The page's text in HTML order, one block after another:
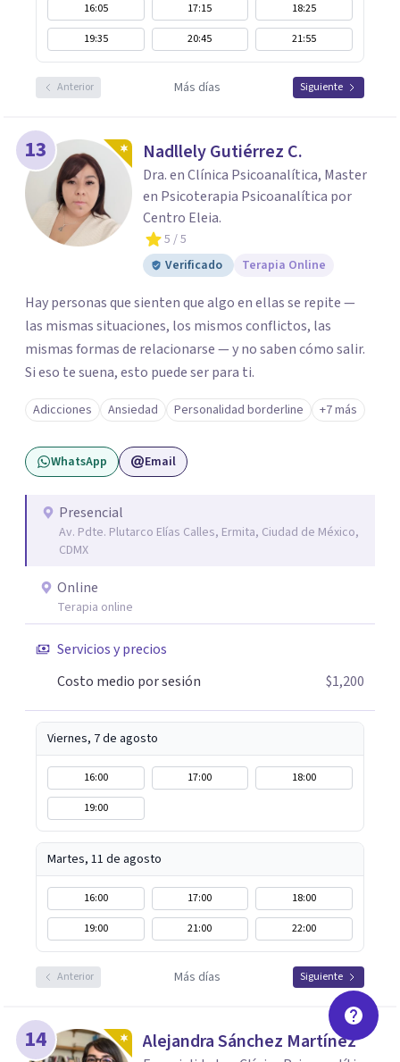
16:05 17:15
18:25
19:35
20:45 21:55
Anterior Más días Siguiente
13 Nadllely Gutiérrez C.
Dra. en Clínica Psicoanalítica, Master
en Psicoterapia Psicoanalítica por
Centro Eleia.
5 / 5
Verificado
Terapia Online
Hay personas que sienten que algo en ellas se repite —
las mismas situaciones, los mismos conflictos, las
mismas formas de relacionarse — y no saben cómo salir.
Si eso te suena, esto puede ser para ti.
Adicciones Ansiedad Personalidad borderline +7 más
WhatsApp Email
Presencial
Av. Pdte. Plutarco Elías Calles, Ermita, Ciudad de México,
CDMX
Online
Terapia online
Servicios y precios
Costo medio por sesión
$1,200
Viernes, 7 de agosto
16:00 17:00
18:00
19:00
Martes, 11 de agosto
16:00 17:00
18:00
19:00
21:00 22:00
Anterior Más días Siguiente
14 Alejandra Sánchez Martínez